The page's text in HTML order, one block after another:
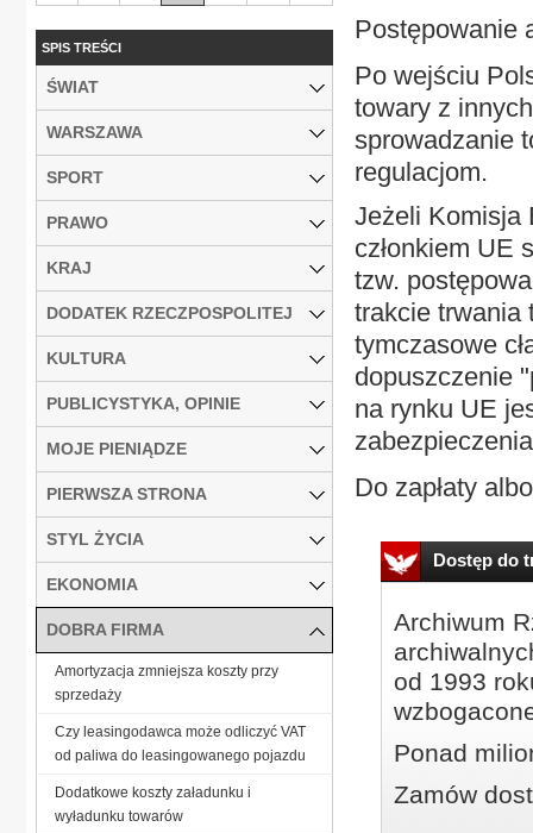
Postępowanie
Po wejściu
towary z
sprowadzanie
regulacjom.
Jeżeli Komisja
członkiem UE
tzw.
trakcie trwania
tymczasowe
dopuszczenie
na rynku UE
Do zapłaty
Dostęp do
Archiwum
od 1993
Ponad
Zamów
SPIS TREŚCI
ŚWIAT
WARSZAWA
SPORT
PRAWO
KRAJ
DODATEK RZECZPOSPOLITEJ
KULTURA
PUBLICYSTYKA, OPINIE
MOJE PIENIĄDZE
PIERWSZA STRONA
STYL ŻYCIA
EKONOMIA
DOBRA FIRMA
Amortyzacja zmniejsza koszty przy
sprzedaży
Czy leasingodawca może odliczyć VAT
od paliwa do leasingowanego pojazdu
Dodatkowe koszty załadunku i
wyładunku towarów